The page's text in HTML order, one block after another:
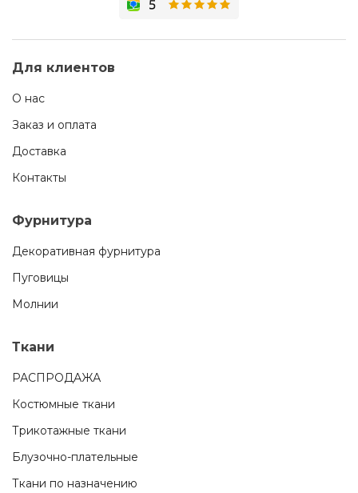
Для клиентов
О нас
Заказ и оплата
Доставка
Контакты
Фурнитура
Декоративная фурнитура
Пуговицы
Молнии
Ткани
РАСПРОДАЖА
Костюмные ткани
Трикотажные ткани
Блузочно-плательные
Ткани по назначению